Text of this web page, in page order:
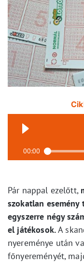
00:00
Pár nappal ezelőtt,
szokatlan
egyszerre négy
el játékosok.A
nyereménye után
főnyereményét,